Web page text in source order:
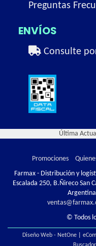
Preguntas
ENVÍOS
Consulte
Última
Promociones
Farmax - Distribución y
Escalada 250, B.Ñireco San
© Todos
Diseño Web - NetOne|